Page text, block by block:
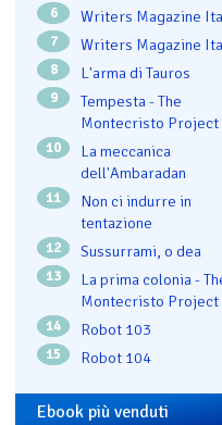
6 Writers Magazine
7 Writers Magazine
8 L'arma di Tauros
9
Tempesta - The
Montecristo Project
10
La meccanica
dell'Ambaradan
11
Non ci indurre in
tentazione
12 Sussurrami, o dea
13
La prima colonia -
Montecristo Project
14 Robot 103
15 Robot 104
Ebook più venduti